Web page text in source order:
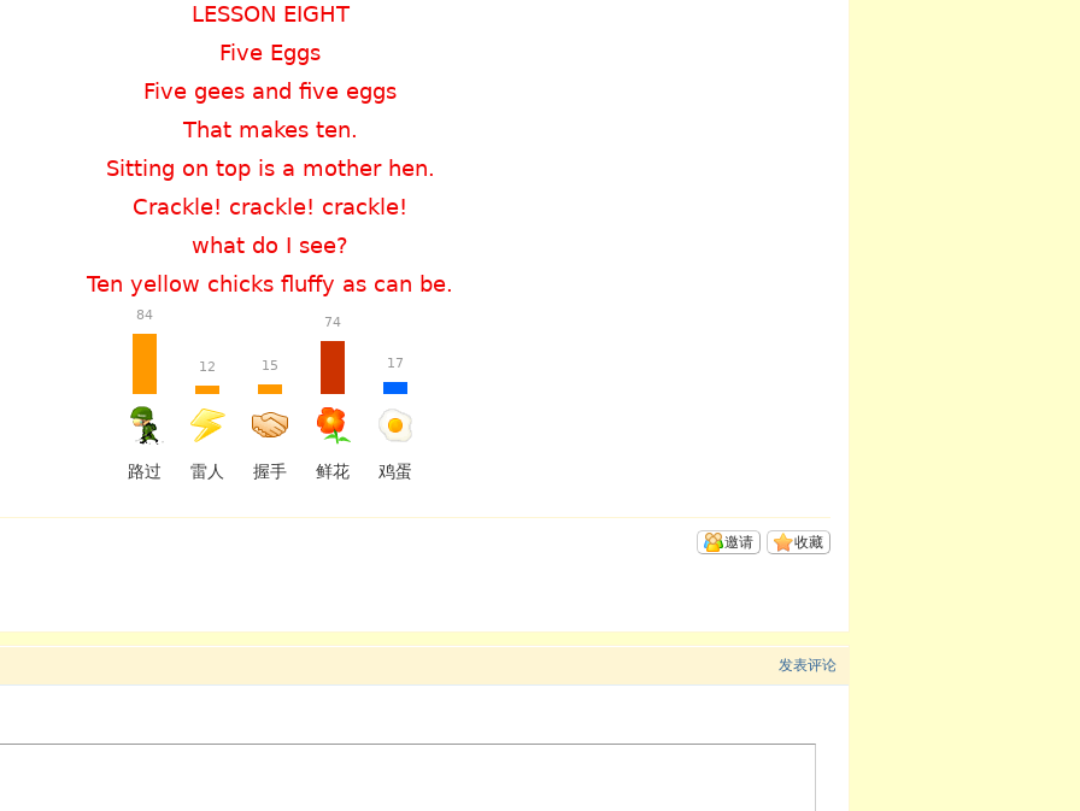
LESSON EIGHT
Five Eggs
Five gees and five eggs
That makes ten.
Sitting on top is a mother hen.
Crackle! crackle! crackle!
what do I see?
Ten yellow chicks fluffy as can be.
84
路过
12
雷人
15
握手
74
鲜花
17
鸡蛋
收藏
邀请
发表评论